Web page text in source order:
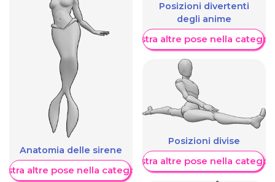
Anatomia delle sirene
altre pose nella categoria
Posizioni divertenti
degli anime
Mostra altre pose nella
Posizioni divise
Mostra altre pose nella